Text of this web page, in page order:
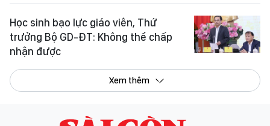
Học sinh bạo lực giáo viên, Thứ
trưởng Bộ GD-ĐT: Không thể chấp
nhận được
Xem thêm